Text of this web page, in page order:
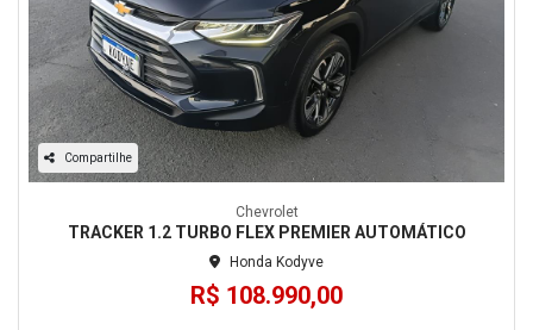
Compartilhe
Chevrolet
TRACKER 1.2 TURBO FLEX PREMIER AUTOMÁTICO
Honda Kodyve
R$ 108.990,00